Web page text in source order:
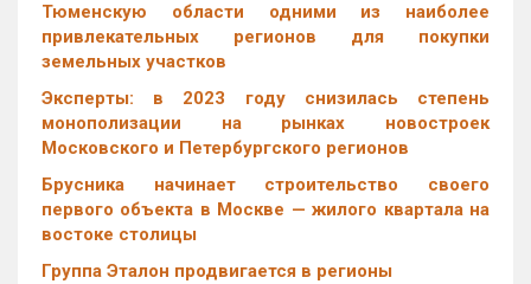
Тюменскую области одними из наиболее
привлекательных регионов для покупки
земельных участков
Эксперты: в 2023 году снизилась степень
монополизации на рынках новостроек
Московского и Петербургского регионов
Брусника начинает строительство своего
первого объекта в Москве — жилого квартала на
востоке столицы
Группа Эталон продвигается в регионы